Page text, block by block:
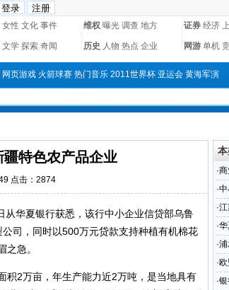
女性 文化 事件 维权 曝光 调查 地方 证券 经济
文学 探索 奇闻 历史 人物 热点 企业 网游 单机
网页游戏 火箭球赛 热门音乐 2011世界杯 亚运会 黄海军演
特色农产品企业
点击：2874
从华夏银行获悉，该行中小企业信贷部乌鲁
司，同时以500万元贷款支持种植有机棉花
急。
积2万亩，年生产能力近2万吨，是当地具有
·
·
·
·
·
·
·